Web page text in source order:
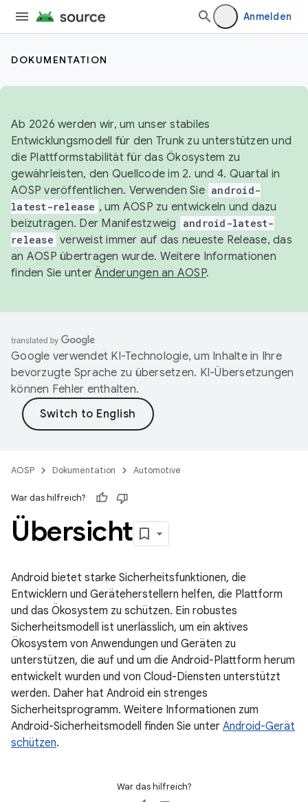
Anmelden
DOKUMENTATION
Ab 2026 werden wir, um unser stabiles
Entwicklungsmodell für den Trunk zu unterstützen und
die Plattformstabilität für das Ökosystem zu
gewährleisten, den Quellcode im 2. und 4. Quartal in
AOSP veröffentlichen. Verwenden Sie android-
latest-release , um AOSP zu entwickeln und dazu
beizutragen. Der Manifestzweig
android-latest-
release verweist immer auf das neueste Release, das
an AOSP übertragen wurde. Weitere Informationen
finden Sie unterÄnderungen an AOSP.
Google verwendet KI-Technologie, um Inhalte in Ihre
bevorzugte Sprache zu übersetzen. KI-Übersetzungen
können Fehler enthalten.
AOSP Dokumentation Automotive
War das hilfreich?
Übersicht
Android bietet starke Sicherheitsfunktionen, die
Entwicklern und Geräteherstellern helfen, die Plattform
und das Ökosystem zu schützen. Ein robustes
Sicherheitsmodell ist unerlässlich, um ein aktives
Ökosystem von Anwendungen und Geräten zu
unterstützen, die auf und um die Android-Plattform herum
entwickelt wurden und von Cloud-Diensten unterstützt
werden. Daher hat Android ein strenges
Sicherheitsprogramm. Weitere Informationen zum
Android-Sicherheitsmodell finden Sie unter Android-Gerät
schützen.
War das hilfreich?